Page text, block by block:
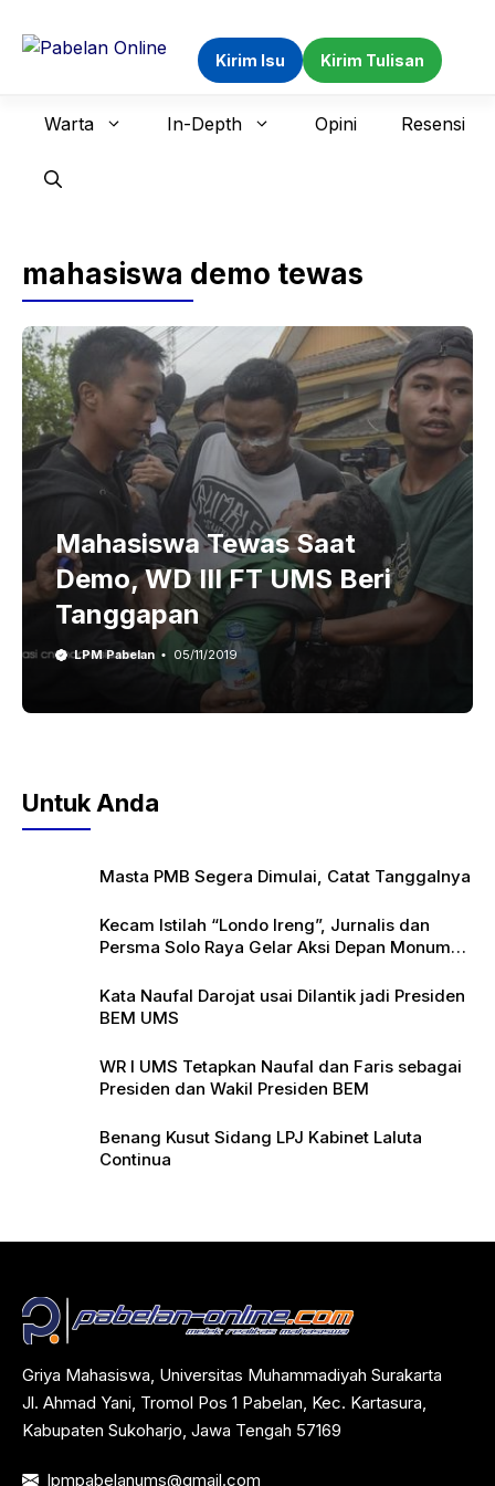
Kirim Isu Kirim Tulisan
Warta In-Depth Opini Resensi
mahasiswa demo tewas
Mahasiswa Tewas Saat
Demo, WD III FT UMS Beri
Tanggapan
LPM Pabelan 05/11/2019
Untuk Anda
Masta PMB Segera Dimulai, Catat Tanggalnya
Kecam Istilah “Londo Ireng”, Jurnalis dan
Persma Solo Raya Gelar Aksi Depan Monumen
Kata Naufal Darojat usai Dilantik jadi Presiden
BEM UMS
WR I UMS Tetapkan Naufal dan Faris sebagai
Presiden dan Wakil Presiden BEM
Benang Kusut Sidang LPJ Kabinet Laluta
Continua
Griya Mahasiswa, Universitas Muhammadiyah Surakarta
Jl. Ahmad Yani, Tromol Pos 1 Pabelan, Kec. Kartasura,
Kabupaten Sukoharjo, Jawa Tengah 57169
lpmpabelanums@gmail.com